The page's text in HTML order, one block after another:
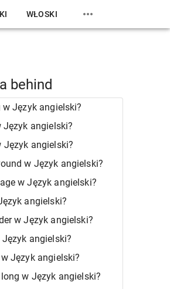
WŁOSKI
behind
Język angielski?
Język angielski?
Język angielski?
w Język angielski?
w Język angielski?
angielski?
w Język angielski?
angielski?
Język angielski?
w Język angielski?